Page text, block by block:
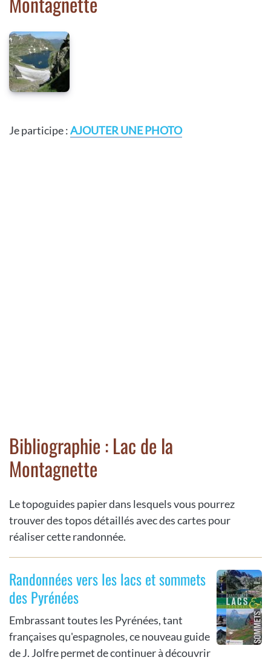
Je participe :AJOUTER UNE PHOTO
Bibliographie : Lac de la
Montagnette
Le topoguides papier dans lesquels vous pourrez
trouver des topos détaillés avec des cartes pour
réaliser cette randonnée.
Randonnées vers les lacs et sommets
des Pyrénées
Embrassant toutes les Pyrénées, tant
françaises qu'espagnoles, ce nouveau guide
de J. Jolfre permet de continuer à découvrir